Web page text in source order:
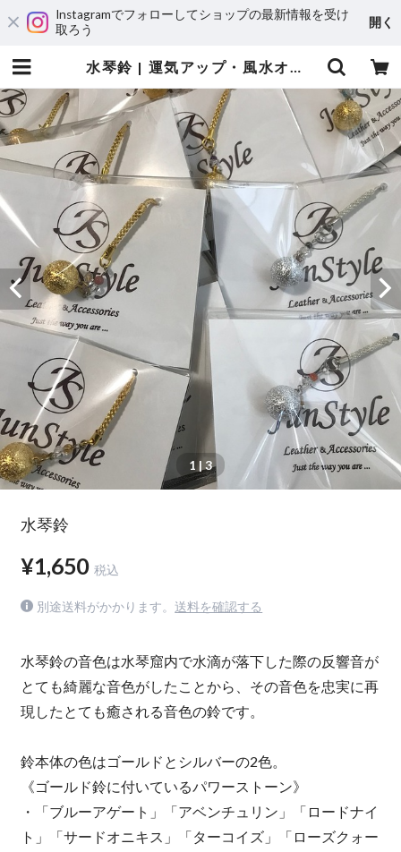
Instagramでフォローしてショップの最新情報を受け
取ろう
開く
水琴鈴 | 運気アップ・風水オーダーメイドのレザーブレスレット専門店JunStyle
1 | 3
水琴鈴
¥1,650 税込
別途送料がかかります。 送料を確認する
水琴鈴の音色は水琴窟内で水滴が落下した際の反響音が
とても綺麗な音色がしたことから、その音色を忠実に再
現したとても癒される音色の鈴です。
鈴本体の色はゴールドとシルバーの2色。
《ゴールド鈴に付いているパワーストーン》
・「ブルーアゲート」「アベンチュリン」「ロードナイ
ト」「サードオニキス」「ターコイズ」「ローズクォー